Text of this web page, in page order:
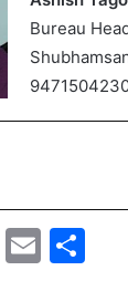
Bureau
W E